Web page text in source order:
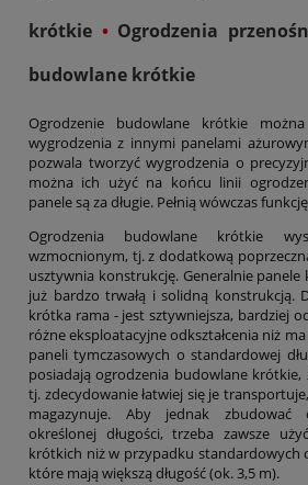
krótkie • Ogrodzenia
budowlane krótkie
Ogrodzenie budowlane krótkie
wygrodzenia z innymi panelami
pozwala tworzyć wygrodzenia o
można ich użyć na końcu linii
panele są za długie. Pełnią wówczas
Ogrodzenia budowlane krótkie
wzmocnionym, tj. z dodatkową
usztywnia konstrukcję. Generalnie panele
już bardzo trwałą i solidną konstrukcją.
krótka rama - jest sztywniejsza, bardziej
różne eksploatacyjne odkształcenia niż
paneli tymczasowych o standardowej
posiadają ogrodzenia budowlane krótkie,
tj. zdecydowanie łatwiej się je
magazynuje. Aby jednak zbudować
określonej długości, trzeba zawsze
krótkich niż w przypadku standardowych
które mają większą długość (ok. 3,5 m).